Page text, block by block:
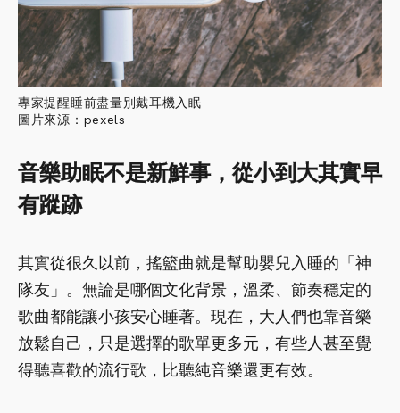
專家提醒睡前盡量別戴耳機入眠
圖片來源：pexels
音樂助眠不是新鮮事，從小到大其實早
有蹤跡
其實從很久以前，搖籃曲就是幫助嬰兒入睡的「神
隊友」。無論是哪個文化背景，溫柔、節奏穩定的
歌曲都能讓小孩安心睡著。現在，大人們也靠音樂
放鬆自己，只是選擇的歌單更多元，有些人甚至覺
得聽喜歡的流行歌，比聽純音樂還更有效。